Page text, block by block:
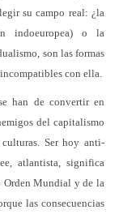
su campo real: ¿la
indoeuropea) o la
son las formas
con ella.
han de convertir en
del capitalismo
Ser hoy anti-
atlantista, significa
Orden Mundial y de la
las consecuencias